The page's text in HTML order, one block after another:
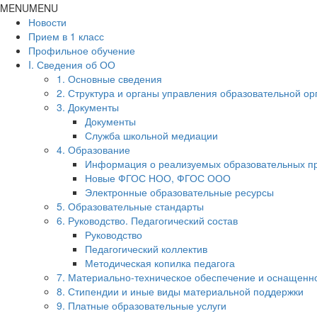
MENUMENU
Новости
Прием в 1 класс
Профильное обучение
I. Сведения об ОО
1. Основные сведения
2. Структура и органы управления образовательной
3. Документы
Документы
Служба школьной медиации
4. Образование
Информация о реализуемых образовательных
Новые ФГОС НОО, ФГОС ООО
Электронные образовательные ресурсы
5. Образовательные стандарты
6. Руководство. Педагогический состав
Руководство
Педагогический коллектив
Методическая копилка педагога
7. Материально-техническое обеспечение и
8. Стипендии и иные виды материальной поддержки
9. Платные образовательные услуги